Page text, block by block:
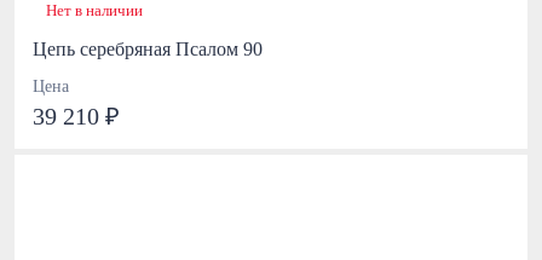
Нет в наличии
Цепь серебряная Псалом 90
Цена
39 210 ₽